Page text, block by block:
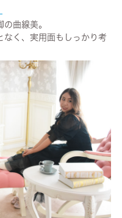
曲線美。
なく、実用面もしっかり考